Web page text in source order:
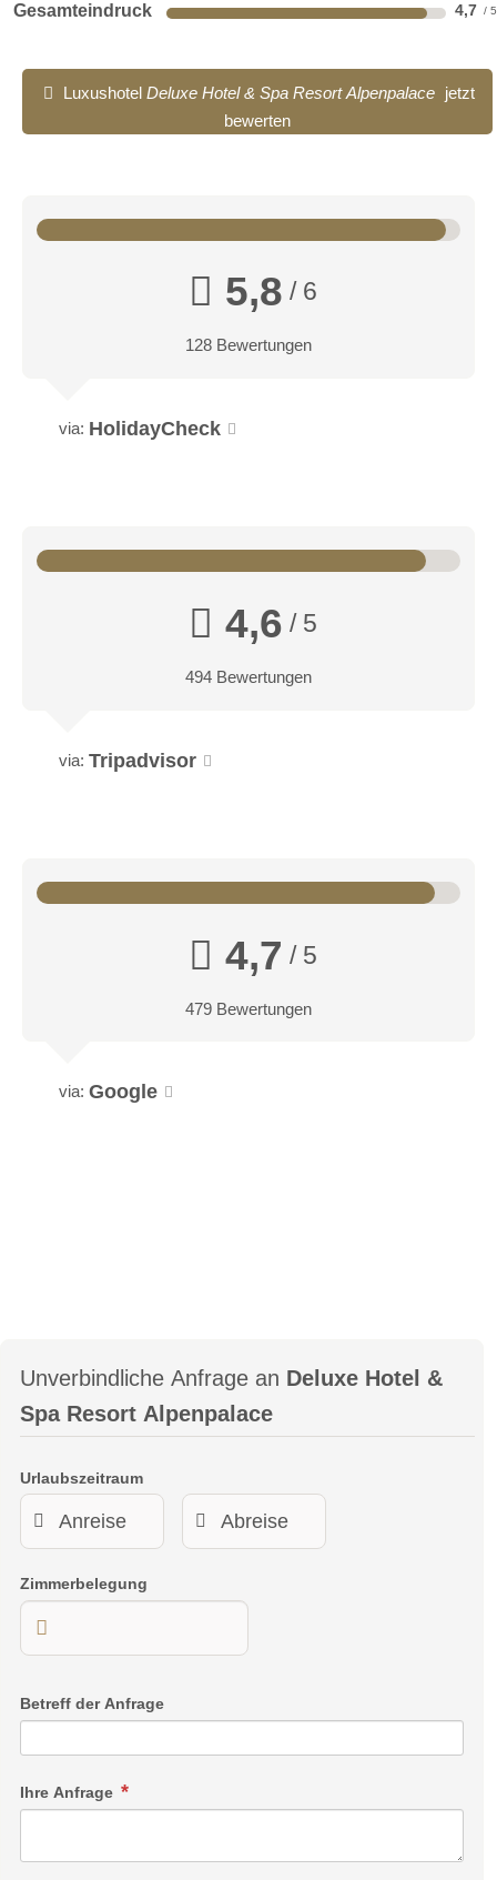
Gesamteindruck 4,7
Luxushotel Deluxe Hotel & Spa Resort Alpenpalace
jetzt
bewerten
5,8 / 6
128 Bewertungen
via: HolidayCheck
4,6 / 5
494 Bewertungen
via: Tripadvisor
4,7 / 5
479 Bewertungen
via: Google
Unverbindliche Anfrage an Deluxe Hotel &
Spa Resort Alpenpalace
Urlaubszeitraum
Zimmerbelegung
Betreff der Anfrage
Ihre Anfrage